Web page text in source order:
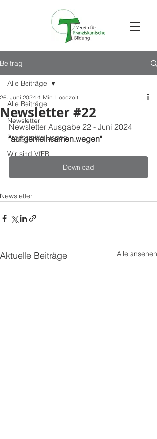
Beitrag
Alle Beiträge
Newsletter
Pressemitteilungen
Wir sind VfFB
Alle Beiträge
Newsletter #22
26. Juni 2024 1 Min. Lesezeit
Newsletter Ausgabe 22 - Juni 2024
"auf.gemeinsamen.wegen"
Download
Newsletter
Aktuelle Beiträge Alle ansehen